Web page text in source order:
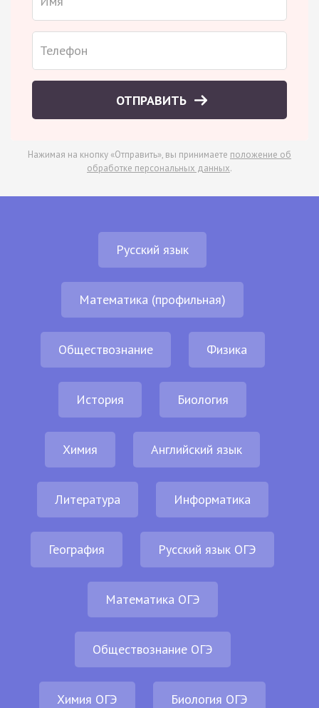
ОТПРАВИТЬ
Нажимая на кнопку «Отправить», вы принимаете положение об
обработке персональных данных.
Русский язык
Математика (профильная)
Обществознание Физика
История Биология
Химия Английский язык
Литература Информатика
География Русский язык ОГЭ
Математика ОГЭ
Обществознание ОГЭ
Химия ОГЭ Биология ОГЭ